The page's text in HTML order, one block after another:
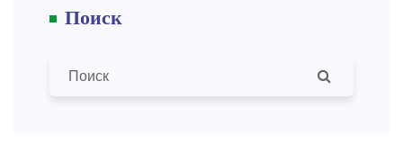
чтобы это стало удовольствием, а не
Поиск